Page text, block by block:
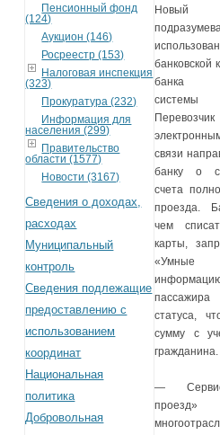
Пенсионный фонд
(124)
Аукцион (146)
Росреестр (153)
Налоговая инспекция
(323)
Прокуратура (232)
Информация для
населения (299)
Правительство
области (1577)
Новости (3167)
Сведения о доходах,
расходах
Муниципальный
контроль
Сведения подлежащие
предоставлению с
использованием
координат
Национальная
политика
Добровольная
Новый
банковской
банка
связи
банку о
счета
проезда.
чем
карты,
«Умные
статуса,
сумму с
гражданина.
—